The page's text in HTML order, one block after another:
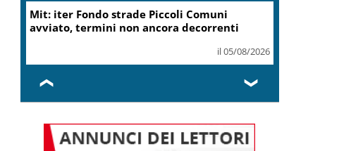
Delmastro, Camera dice no a
uso chat con Caroccia: in aula
il 05/08/2026